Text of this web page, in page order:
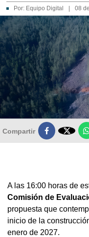
Por: Equipo Digital 08
Compartir
A las 16:00 horas de
Comisión de
propuesta que
inicio de la
enero de 2027.